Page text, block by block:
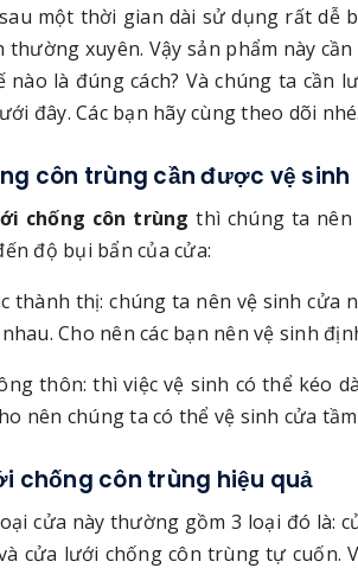
một thời gian dài sử dụng rất dễ
thường xuyên. Vậy sản phẩm này
nào là đúng cách? Và chúng ta
đây. Các bạn hãy cùng theo dõi nhé.
côn trùng cần được vệ sinh
chống côn trùng thì chúng ta nên
độ bụi bẩn của cửa:
thành thị: chúng ta nên vệ sinh
Cho nên các bạn nên vệ sinh
thôn: thì việc vệ sinh có thể kéo
nên chúng ta có thể vệ sinh cửa
chống côn trùng hiệu quả
cửa này thường gồm 3 loại đó là:
cửa lưới chống côn trùng tự cuốn.